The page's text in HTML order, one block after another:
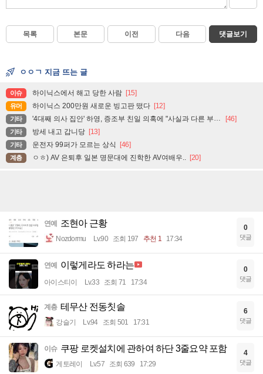
목록 본문 이전 다음 댓글보기
ㅇㅇㄱ 지금 뜨는 글
이슈 하이닉스에서 해고 당한 사람 [15]
유머 하이닉스 200만원 새로운 빙고판 떴다 [12]
기타 '4대째 의사 집안' 하영, 증조부 친일 의혹에 "사실과 다른 부분 있어" [46]
기타 방세 내고 갑니당 [13]
기타 운전자 99퍼가 모르는 상식 [46]
계층 ㅇㅎ) AV 은퇴후 일본 명문대에 진학한 AV여배우.. [20]
연예 조현아 근황
Nozdormu Lv.90 조회 197 추천 1 17:34
0
댓글
연예 이렇게라도 하라는
아이스티이 Lv.33 조회 71 17:34
0
댓글
계층 테무산 전동칫솔
강슬기 Lv.94 조회 501 17:31
6
댓글
이슈 쿠팡 로켓설치에 관하여 하단 3줄요약 포함
게토레이 Lv.57 조회 639 17:29
4
댓글